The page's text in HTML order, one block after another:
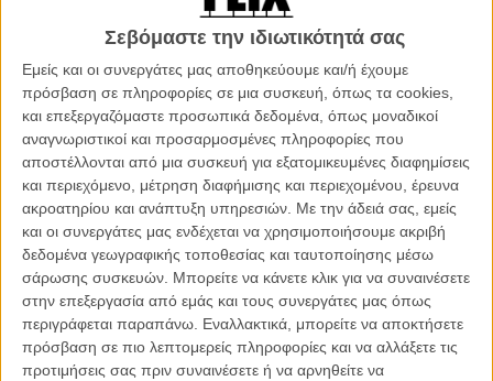
Σεβόμαστε την ιδιωτικότητά σας
Εμείς και οι συνεργάτες μας αποθηκεύουμε και/ή έχουμε
πρόσβαση σε πληροφορίες σε μια συσκευή, όπως τα cookies,
και επεξεργαζόμαστε προσωπικά δεδομένα, όπως μοναδικοί
αναγνωριστικοί και προσαρμοσμένες πληροφορίες που
αποστέλλονται από μια συσκευή για εξατομικευμένες διαφημίσεις
και περιεχόμενο, μέτρηση διαφήμισης και περιεχομένου, έρευνα
ακροατηρίου και ανάπτυξη υπηρεσιών. Με την άδειά σας, εμείς
και οι συνεργάτες μας ενδέχεται να χρησιμοποιήσουμε ακριβή
δεδομένα γεωγραφικής τοποθεσίας και ταυτοποίησης μέσω
σάρωσης συσκευών. Μπορείτε να κάνετε κλικ για να συναινέσετε
στην επεξεργασία από εμάς και τους συνεργάτες μας όπως
περιγράφεται παραπάνω. Εναλλακτικά, μπορείτε να αποκτήσετε
πρόσβαση σε πιο λεπτομερείς πληροφορίες και να αλλάξετε τις
προτιμήσεις σας πριν συναινέσετε ή να αρνηθείτε να
Tugo Tugo: Δεν είναι ιαχή, είναι σινεμά
/ 12 ΑΠΡ 2013 Flix Team
Τα σκοτεινά παραμύθια της Κωνσταντίνας Κοτζαμάνη
ΝΕΑ /15 ΑΠΡ 2013/ Flix Team
Τι κάνει ο Αντρέας Κοντόπουλος πίσω από την κάμερα;
ΝΕΑ / 16 ΑΠΡ 2013/ Flix Team
«Αφορμές» για Αλέξανδρο Βούλγαρη, Αγγελο Φραντζή
και Αθηνά Τσαγγάρη στο six d.o.g.s
ΝΕΑ /17 ΑΠΡ 2013/ Flix Team